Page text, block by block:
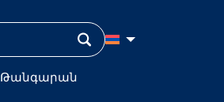
Թանգարան